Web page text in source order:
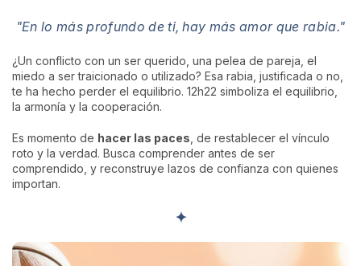
"En lo más profundo de ti, hay más amor que rabia."
¿Un conflicto con un ser querido, una pelea de pareja, el
miedo a ser traicionado o utilizado? Esa rabia, justificada o no,
te ha hecho perder el equilibrio. 12h22 simboliza el equilibrio,
la armonía y la cooperación.
Es momento de hacer las paces , de restablecer el vínculo
roto y la verdad. Busca comprender antes de ser
comprendido, y reconstruye lazos de confianza con quienes
importan.
✦